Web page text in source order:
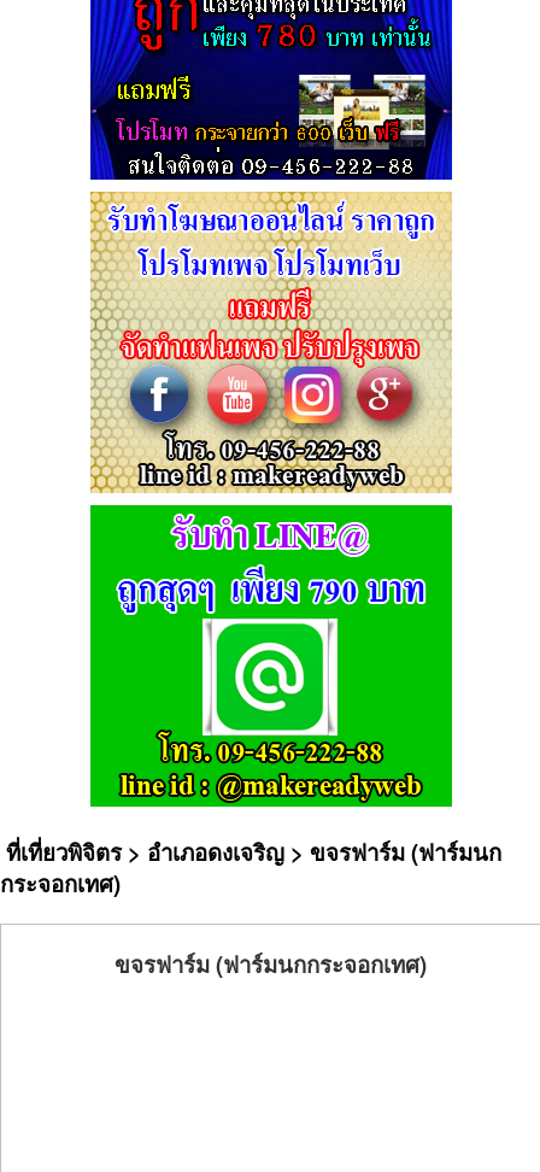
ที่เที่ยวพิจิตร> อำเภอดงเจริญ > ขจรฟาร์ม (ฟาร์มนก
กระจอกเทศ)
ขจรฟาร์ม (ฟาร์มนกกระจอกเทศ)